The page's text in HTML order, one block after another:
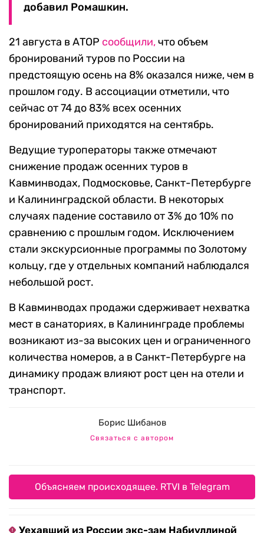
добавил Ромашкин.
21 августа в АТОР сообщили,что объем
бронирований туров по России на
предстоящую осень на 8% оказался ниже, чем в
прошлом году. В ассоциации отметили, что
сейчас от 74 до 83% всех осенних
бронирований приходятся на сентябрь.
Ведущие туроператоры также отмечают
снижение продаж осенних туров в
Кавминводах, Подмосковье, Санкт-Петербурге
и Калининградской области. В некоторых
случаях падение составило от 3% до 10% по
сравнению с прошлым годом. Исключением
стали экскурсионные программы по Золотому
кольцу, где у отдельных компаний наблюдался
небольшой рост.
В Кавминводах продажи сдерживает нехватка
мест в санаториях, в Калининграде проблемы
возникают из-за высоких цен и ограниченного
количества номеров, а в Санкт-Петербурге на
динамику продаж влияют рост цен на отели и
транспорт.
Борис Шибанов
Связаться с автором
Объясняем происходящее. RTVI в Telegram
Уехавший из России экс-зам Набиуллиной